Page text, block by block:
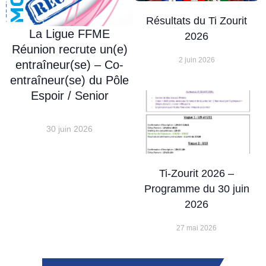
compétences au
service de la
formation des jeunes
au développement de
niveau à La Réunion
? Rejoignez une
équipe engagée au
service de la
performance sportive
Informations
pratiques
La Ligue FFME
Réunion recrute un(e)
entraîneur(se) – Co-
entraîneur(se) du Pôle
Espoir / Senior
30 juin 2026
Résultats du Ti Zourit
2026
2 juin 2026
Ti-Zourit 2026 –
Programme du 30 juin
2026
27 mai 2026